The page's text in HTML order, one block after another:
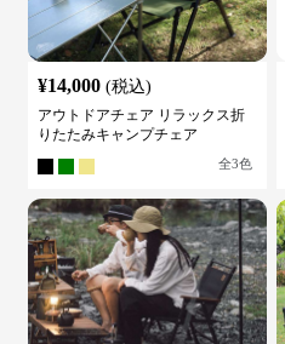
¥14,000 (税込)
アウトドアチェア リラックス折
りたたみキャンプチェア
全3色